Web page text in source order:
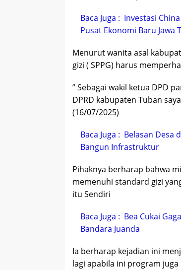
Baca Juga : Investasi
Pusat Ekonomi Baru Jawa
Menurut wanita asal
gizi ( SPPG) harus
” Sebagai wakil ketua DPD
DPRD kabupaten Tuban
(16/07/2025)
Baca Juga : Belasan Desa
Bangun Infrastruktur
Pihaknya berharap bahwa
memenuhi standard gizi
itu Sendiri
Baca Juga : Bea Cukai
Bandara Juanda
Ia berharap kejadian ini
lagi apabila ini program